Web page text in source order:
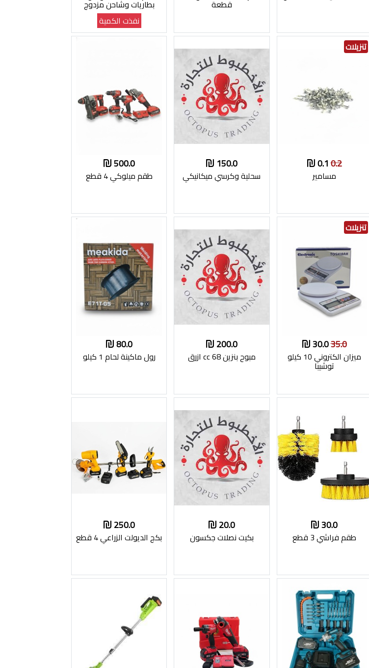
قطعة
بطاريات وشاحن مزدوج
نفذت الكمية
تنزيلات
0.2
0.1
مسامير
150.0
سحلية وكرسي ميكانيكي
500.0
طقم ميلوكي 4 قطع
تنزيلات
35.0
30.0
ميزان الكتروني 10 كيلو
توشيبا
200.0
مبوح بنزين 68 cc ازرق
80.0
رول ماكينة لحام 1 كيلو
30.0
طقم فراشي 3 قطع
20.0
بكيت نصلات جكسون
250.0
بكج الديولت الزراعي 4 قطع